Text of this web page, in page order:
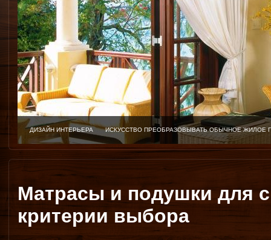
ДИЗАЙН ИНТЕРЬЕРА ИСКУССТВО ПРЕОБРАЗОВЫВАТЬ ОБЫЧНОЕ
Матрасы и подушки для
критерии выбора